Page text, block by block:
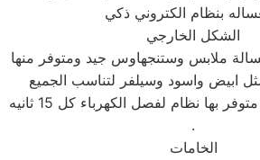
الشكل الخارجي
ملابس وستنجهاوس جيد ومتوفر منها
نظام توفير للكهرباء متوفر بها نظام لفصل الكهرباء كل 15 ثانيه
.
الخامات